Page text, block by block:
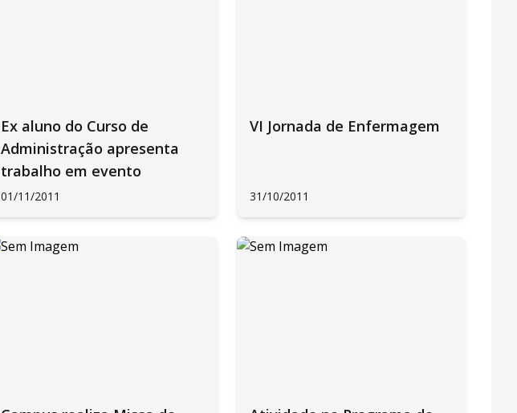
Ex aluno do Curso de
Administração apresenta
trabalho em evento
01/11/2011
VI Jornada de Enfermagem
31/10/2011